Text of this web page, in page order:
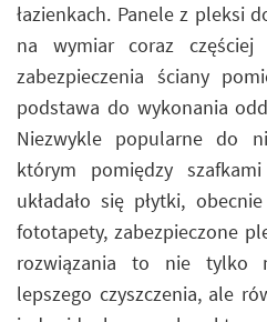
łazienkach. Panele z pleksi
na wymiar coraz
zabezpieczenia ściany
podstawa do wykonania
Niezwykle popularne do
którym pomiędzy
układało się płytki,
fototapety, zabezpieczone
rozwiązania to nie tylko
lepszego czyszczenia, ale